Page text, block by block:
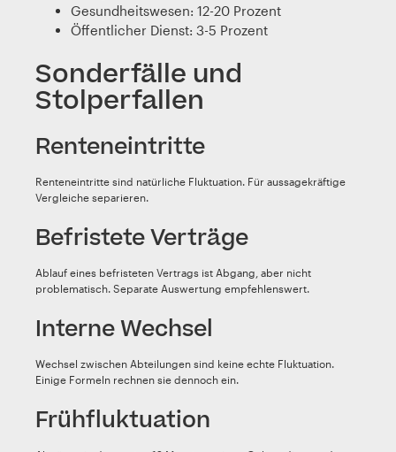
Gesundheitswesen: 12-20 Prozent
Öffentlicher Dienst: 3-5 Prozent
Sonderfälle und
Stolperfallen
Renteneintritte
Renteneintritte sind natürliche Fluktuation. Für aussagekräftige
Vergleiche separieren.
Befristete Verträge
Ablauf eines befristeten Vertrags ist Abgang, aber nicht
problematisch. Separate Auswertung empfehlenswert.
Interne Wechsel
Wechsel zwischen Abteilungen sind keine echte Fluktuation.
Einige Formeln rechnen sie dennoch ein.
Frühfluktuation